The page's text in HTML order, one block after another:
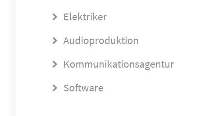
Elektriker
Audioproduktion
Kommunikationsagentur
Software